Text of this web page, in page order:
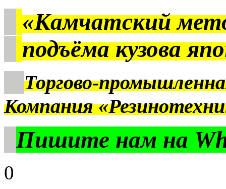
«Камчатский
подъёма кузова
Торгово-
Компания
Пишите нам на
0